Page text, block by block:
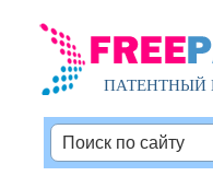
ПАТЕНТНЫЙ